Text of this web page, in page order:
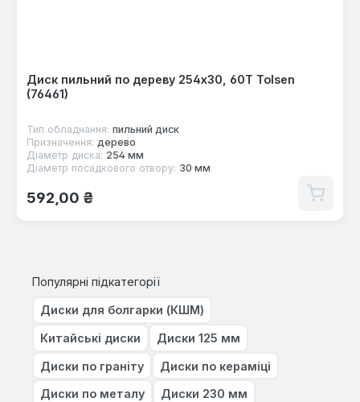
Диск пильний по дереву 254x30, 60Т Tolsen
(76461)
Тип обладнання: пильний диск
Призначення: дерево
Діаметр диска: 254 мм
Діаметр посадкового отвору: 30 мм
Звичайна ціна:
592,00 ₴
Популярні підкатегорії
Диски для болгарки (КШМ)
Китайські диски Диски 125 мм
Диски по граніту Диски по кераміці
Диски по металу Диски 230 мм